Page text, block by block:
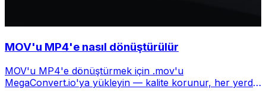
MOV'u MP4'e nasıl dönüştürülür
MOV'u MP4'e dönüştürmek için .mov'u
MegaConvert.io'ya yükleyin — kalite korunur, her yerde